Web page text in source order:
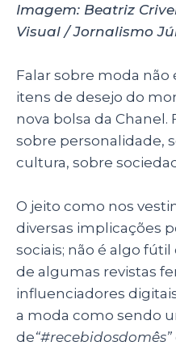
a
ts
A
p
p
c
e
b
o
o
k
k
e
dI
n
Imagem: Beatriz
Visual / Jornalismo
Falar sobre moda não
itens de desejo do
nova bolsa da Chanel.
sobre personalidade,
cultura, sobre
O jeito como nos
diversas implicações
sociais; não é algo
de algumas revistas
influenciadores
a moda como sendo
de“#recebidosdomês”